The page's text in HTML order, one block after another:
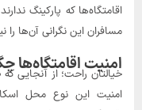
اقامتگاه‌ها که پارکینگ
مسافران این نگرانی آن‌ها را
امنیت اقامتگاه‌ها
خیالتان راحت؛ از آنجایی
امنیت این نوع محل